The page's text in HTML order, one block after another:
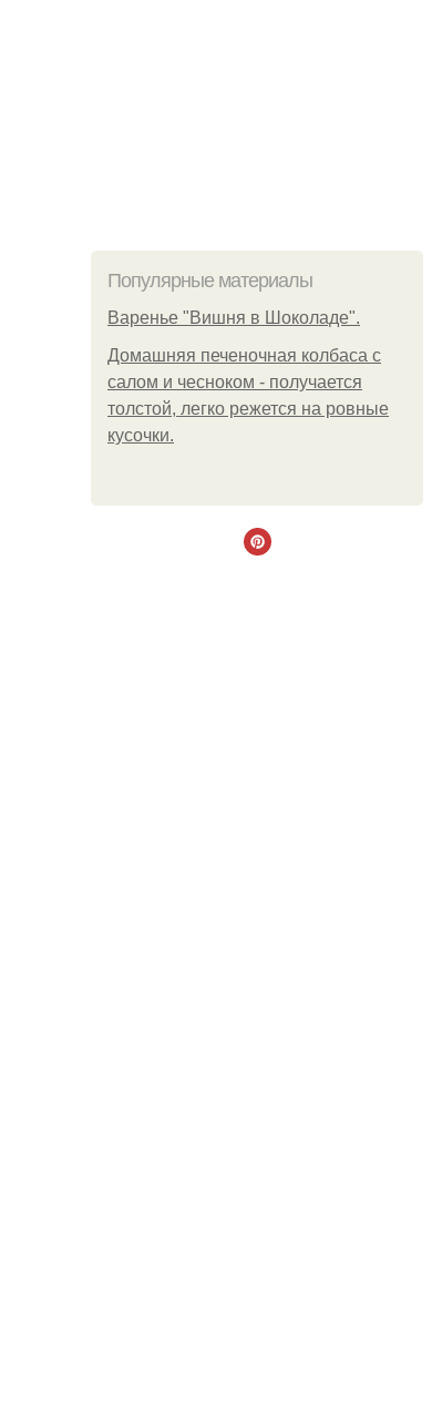
Популярные материалы
Варенье "Вишня в Шоколаде".
Домашняя печеночная колбаса с
салом и чесноком - получается
толстой, легко режется на ровные
кусочки.